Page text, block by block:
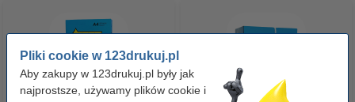
Pliki cookie w 123drukuj.pl
Aby zakupy w 123drukuj.pl były jak
najprostsze, używamy plików cookie i